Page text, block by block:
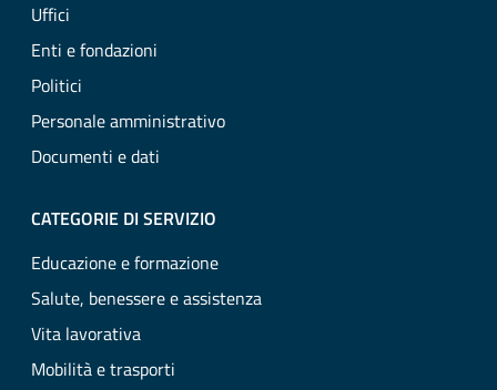
Uffici
Enti e fondazioni
Politici
Personale amministrativo
Documenti e dati
CATEGORIE DI SERVIZIO
Educazione e formazione
Salute, benessere e assistenza
Vita lavorativa
Mobilità e trasporti